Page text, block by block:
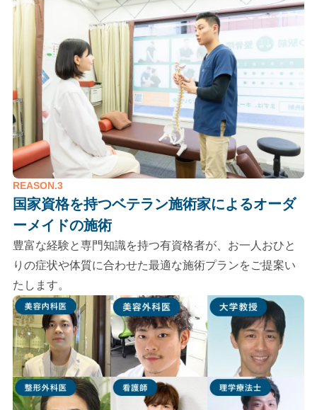
REASON.3
国家資格を持つベテラン施術家によるオーダ
ーメイドの施術
豊富な経験と専門知識を持つ有資格者が、お一人おひと
りの症状や体質に合わせた最適な施術プランをご提案い
たします。